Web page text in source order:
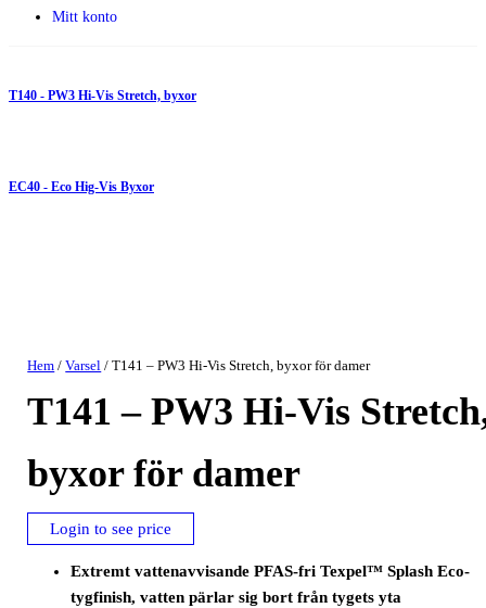
Mitt konto
T140 - PW3 Hi-Vis Stretch, byxor
EC40 - Eco Hig-Vis Byxor
Hem /Varsel / T141 – PW3 Hi-Vis Stretch, byxor för damer
T141 – PW3 Hi-Vis
byxor för damer
Login to see price
Extremt vattenavvisande PFAS-fri Texpel™ Splash Eco-
tygfinish, vatten pärlar sig bort från tygets yta